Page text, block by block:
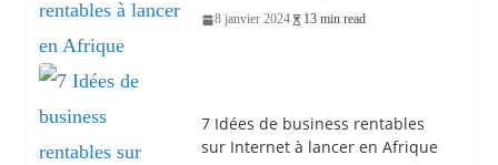
8 janvier 2024 13 min read
7 Idées de business rentables
sur Internet à lancer en Afrique